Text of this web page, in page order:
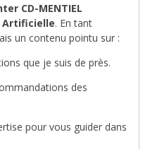
CD-MENTIEL
Artificielle. En tant
un contenu pointu sur :
que je suis de près.
des
pour vous guider dans